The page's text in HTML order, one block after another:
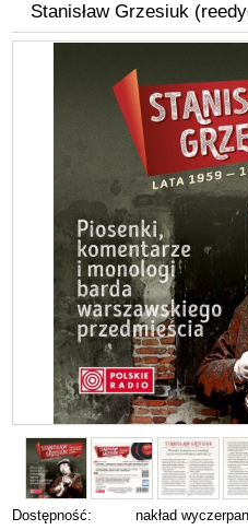
Stanisław Grzesiuk
Dostępność: nakład